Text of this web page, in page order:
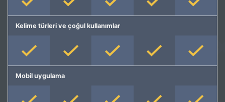
Kelime türleri ve çoğul kullanımlar
Mobil uygulama